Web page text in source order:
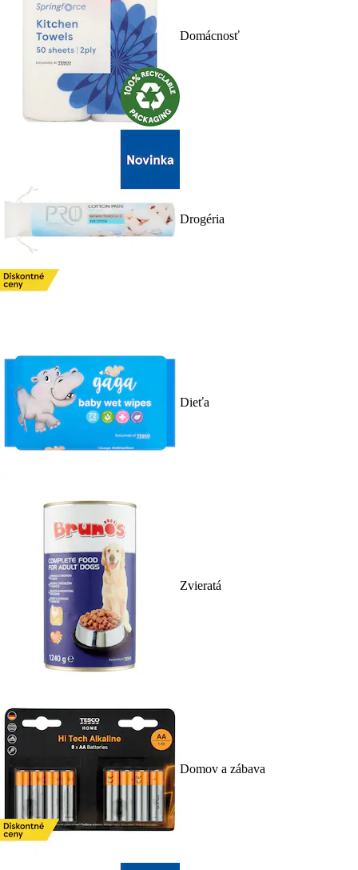
Domácnosť
Drogéria
Dieťa
Zvieratá
Domov a zábava